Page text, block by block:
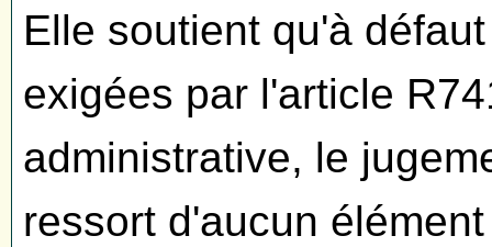
Elle soutient qu'à
exigées par l'article
administrative, le
ressort d'aucun